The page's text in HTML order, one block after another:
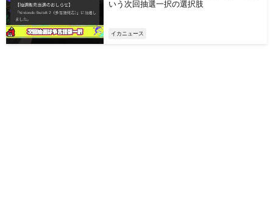
いう次回抽選一択の選択肢
イカニュース